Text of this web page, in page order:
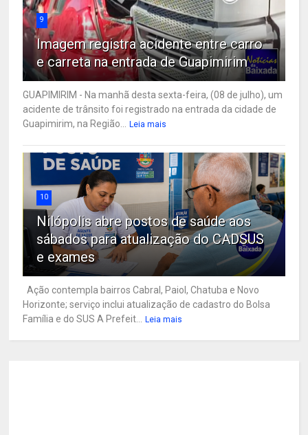
9
Imagem registra acidente entre carro
e carreta na entrada de Guapimirim
GUAPIMIRIM - Na manhã desta sexta-feira, (08 de julho), um
acidente de trânsito foi registrado na entrada da cidade de
Guapimirim, na Região... Leia mais
10
Nilópolis abre postos de saúde aos
sábados para atualização do CADSUS
e exames
Ação contempla bairros Cabral, Paiol, Chatuba e Novo
Horizonte; serviço inclui atualização de cadastro do Bolsa
Família e do SUS A Prefeit... Leia mais